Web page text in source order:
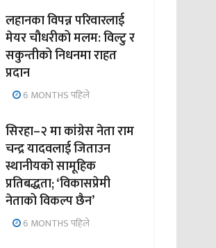
लहानका विपन्न परिवारलाई
मेयर चौधरीको मलम: विल्टु र
सकुन्तीको निधनमा राहत
प्रदान
6 MONTHS पहिले
सिरहा–२ मा कांग्रेस नेता राम
चन्द्र यादवलाई जिताउन
स्थानीयको सामूहिक
प्रतिबद्धता; ‘विकासप्रेमी
नेताको विकल्प छैन’
6 MONTHS पहिले